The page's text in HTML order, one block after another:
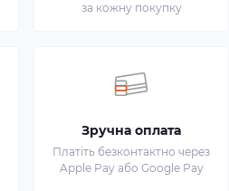
за кожну покупку
Зручна оплата
Платіть безконтактно через
Apple Pay або Google Pay